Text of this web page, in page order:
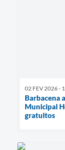
02 FEV 2026 -
Barbacena
Municipal
gratuitos